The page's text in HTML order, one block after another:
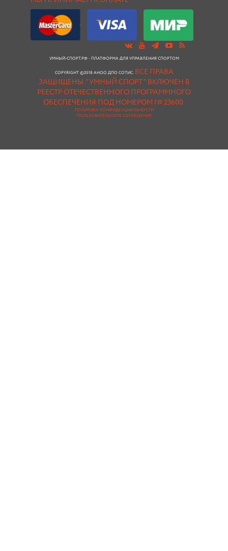
УМНЫЙ-СПОРТ.РФ - ПЛАТФОРМА ДЛЯ УПРАВЛЕНИЯ СПОРТОМ
COPYRIGHT ©2018 АНОО ДПО СОТИС. ВСЕ ПРАВА
ЗАЩИЩЕНЫ."УМНЫЙ СПОРТ " ВКЛЮЧЕН В
РЕЕСТР ОТЕЧЕСТВЕННОГО ПРОГРАММНОГО
ОБЕСПЕЧЕНИЯ ПОД НОМЕРОМ № 23600.
ПОЛИТИКА КОНФИДЕНЦИАЛЬНОСТИ
ПОЛЬЗОВАТЕЛЬСКОЕ СОГЛАШЕНИЕ